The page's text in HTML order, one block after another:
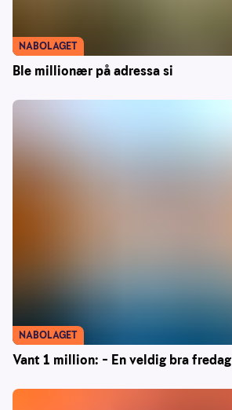
Ble millionær på adressa si
NABOLAGET
Vant 1 million: – En veldig bra fredag
NABOLAGET